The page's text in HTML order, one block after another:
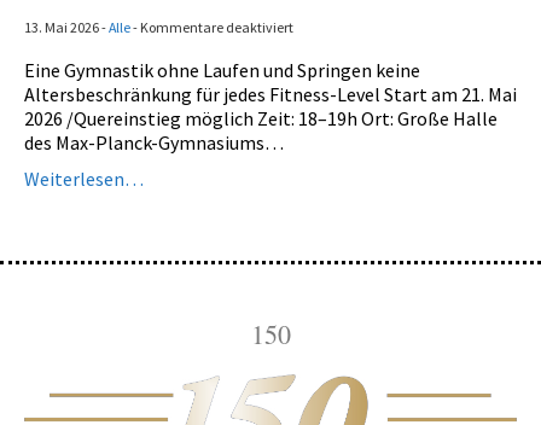
Trampolin
Turnen
Kontakt
13. Mai 2026-Alle- Kommentare deaktiviertfür
Entspannung
–
»Indian
Eine Gymnastik ohne Laufen und Springen keine
Altersbeschränkung für jedes Fitness-Level Start am 21. Mai
2026 /Quereinstieg möglich Zeit: 18–19h Ort: Große Halle
des Max-Planck-Gymnasiums…
Weiterlesen…
150